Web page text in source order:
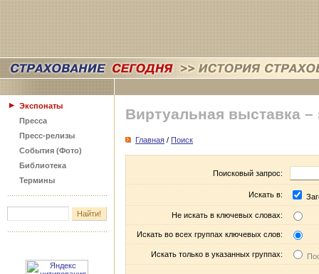
Экспонаты
Пресса
Пресс-релизы
События (Фото)
Библиотека
Термины
Виртуальная выставка –
Главная / Поиск
Поисковый запрос:
Искать в:
Не искать в ключевых словах:
Искать во всех группах ключевых слов:
Искать только в указанных группах: